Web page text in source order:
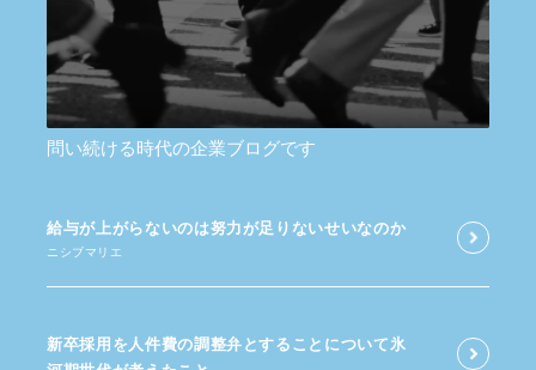
問い続ける時代の企業ブログです
給与が​上がらないのは​努力が​足りないせいなのか
ニシブマリエ
新卒採用を​人件費の​調整弁と​する​ことに​ついて​氷